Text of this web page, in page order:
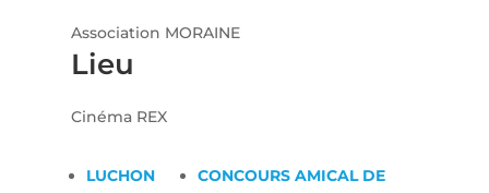
Lieu
Cinéma REX
Association MORAINE
LUCHON
CONCOURS AMICAL DE